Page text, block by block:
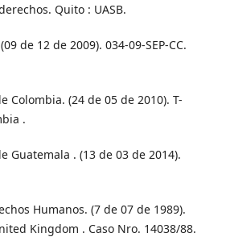
Quito : UASB.
de 12 de 2009). 034-09-SEP-CC.
Colombia. (24 de 05 de 2010). T-
.
Guatemala . (13 de 03 de 2014).
Humanos. (7 de 07 de 1989).
Kingdom . Caso Nro. 14038/88.